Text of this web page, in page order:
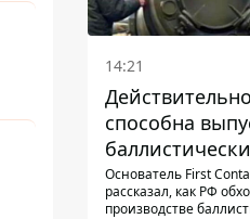
14:21
способна
месяц и что с
Основатель First
рассказал, как РФ
производстве